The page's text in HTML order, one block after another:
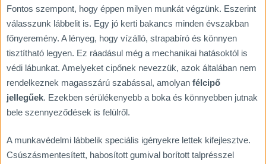
Fontos szempont, hogy éppen milyen munkát végzünk. Eszerint
válasszunk lábbelit is. Egy jó kerti bakancs minden évszakban
főnyeremény. A lényeg, hogy vízálló, strapabíró és könnyen
tisztítható legyen. Ez ráadásul még a mechanikai hatásoktól is
védi lábunkat. Amelyeket cipőnek nevezzük, azok általában nem
rendelkeznek magasszárú szabással, amolyan félcipő
jellegűek. Ezekben sérülékenyebb a boka és könnyebben jutnak
bele szennyeződések is felülről.
A munkavédelmi lábbelik speciális igényekre lettek kifejlesztve.
Csúszásmentesített, habosított gumival borított talprésszel